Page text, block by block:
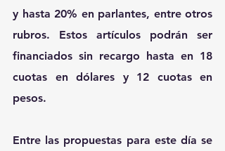
y hasta 20% en parlantes, entre otros
rubros. Estos artículos podrán ser
financiados sin recargo hasta en 18
cuotas en dólares y 12 cuotas en
pesos.
Entre las propuestas para este día se